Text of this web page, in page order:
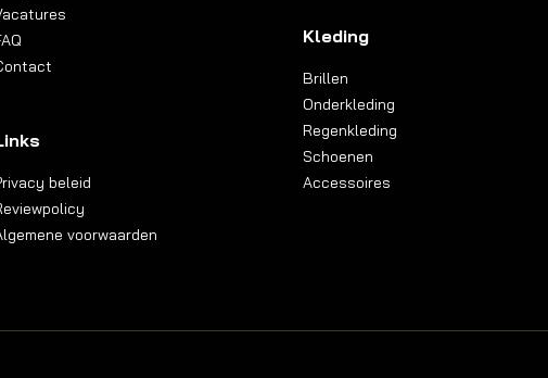
beleid
voorwaarden
Kleding
Brillen
Onderkleding
Regenkleding
Schoenen
Accessoires